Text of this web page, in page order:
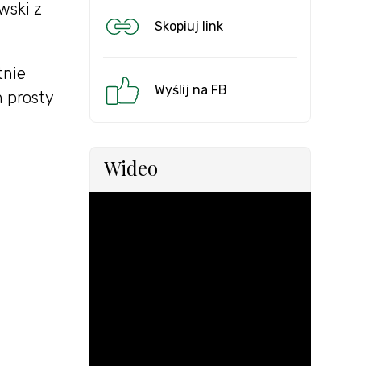
z
prosty
Skopiuj link
Wyślij na FB
Wideo